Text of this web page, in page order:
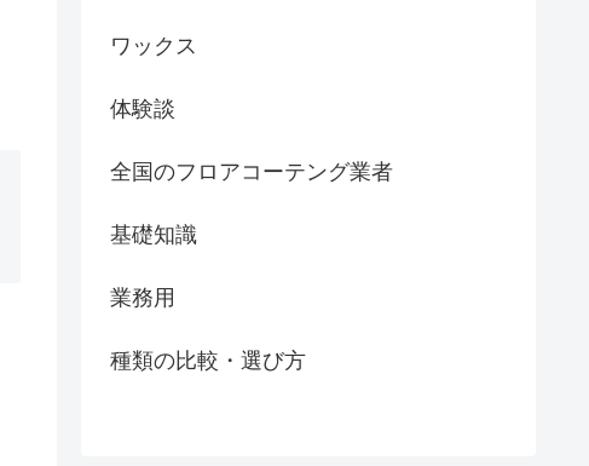
ワックス
体験談
全国のフロアコーテング業者
基礎知識
業務用
種類の比較・選び方